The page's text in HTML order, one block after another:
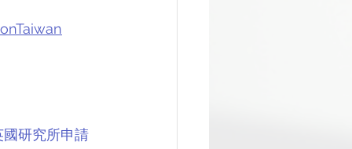
研究所申請